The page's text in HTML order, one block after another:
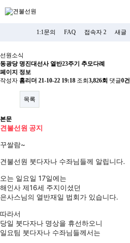
1:1문의 FAQ 접속자 2 새글
선원소식
동광당 명진대선사 열반23주기 추모다례
페이지 정보
작성자 홈리더 21-10-22 19:18 조회 3,826회 댓글0건
목록
본문
견불선원 공지
꾸쌀람~
견불선원 붓다자나 수좌님들께 알립니다.
오는 일요일 17일에는
해인사 제16세 주지이셨던
은사스님의 열반재일 법회가 있습니다.
따라서
당일 붓다자나 명상을 휴선하오니
일요팀 붓다자나 수좌님들께서는